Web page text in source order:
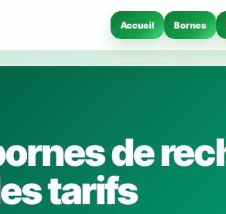
Accueil Bornes
de
tarifs